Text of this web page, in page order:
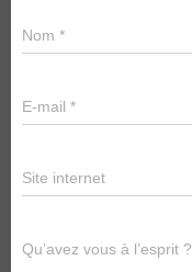
Nom *
E-mail *
Site internet
Qu’avez vous à l’esprit ?